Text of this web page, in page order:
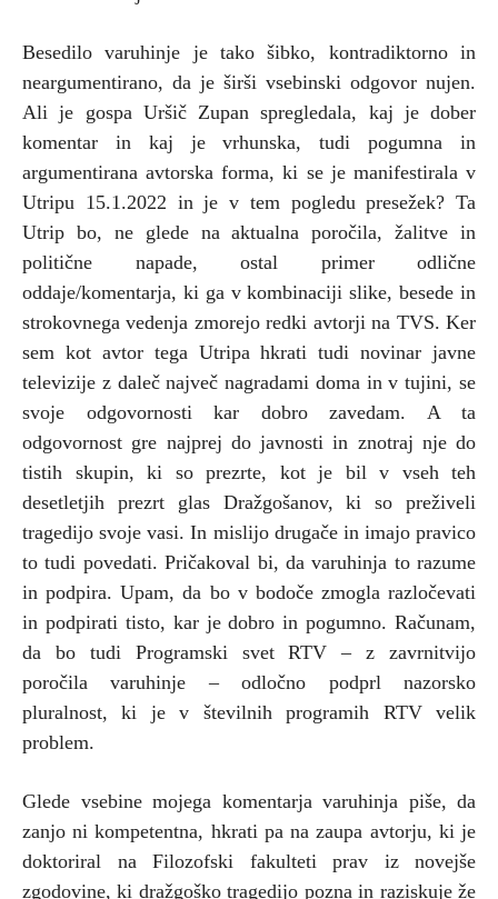
Besedilo varuhinje je tako šibko, kontradiktorno in
neargumentirano, da je širši vsebinski odgovor nujen.
Ali je gospa Uršič Zupan spregledala, kaj je dober
komentar in kaj je vrhunska, tudi pogumna in
argumentirana avtorska forma, ki se je manifestirala v
Utripu 15.1.2022 in je v tem pogledu presežek? Ta
Utrip bo, ne glede na aktualna poročila, žalitve in
politične napade, ostal primer odlične
oddaje/komentarja, ki ga v kombinaciji slike, besede in
strokovnega vedenja zmorejo redki avtorji na TVS. Ker
sem kot avtor tega Utripa hkrati tudi novinar javne
televizije z daleč največ nagradami doma in v tujini, se
svoje odgovornosti kar dobro zavedam. A ta
odgovornost gre najprej do javnosti in znotraj nje do
tistih skupin, ki so prezrte, kot je bil v vseh teh
desetletjih prezrt glas Dražgošanov, ki so preživeli
tragedijo svoje vasi. In mislijo drugače in imajo pravico
to tudi povedati. Pričakoval bi, da varuhinja to razume
in podpira. Upam, da bo v bodoče zmogla razločevati
in podpirati tisto, kar je dobro in pogumno. Računam,
da bo tudi Programski svet RTV – z zavrnitvijo
poročila varuhinje – odločno podprl nazorsko
pluralnost, ki je v številnih programih RTV velik
problem.
Glede vsebine mojega komentarja varuhinja piše, da
zanjo ni kompetentna, hkrati pa na zaupa avtorju, ki je
doktoriral na Filozofski fakulteti prav iz novejše
zgodovine, ki dražgoško tragedijo pozna in raziskuje že